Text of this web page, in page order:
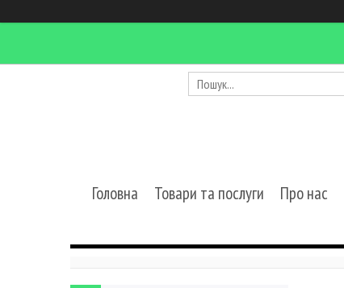
Головна Товари та послуги Про нас